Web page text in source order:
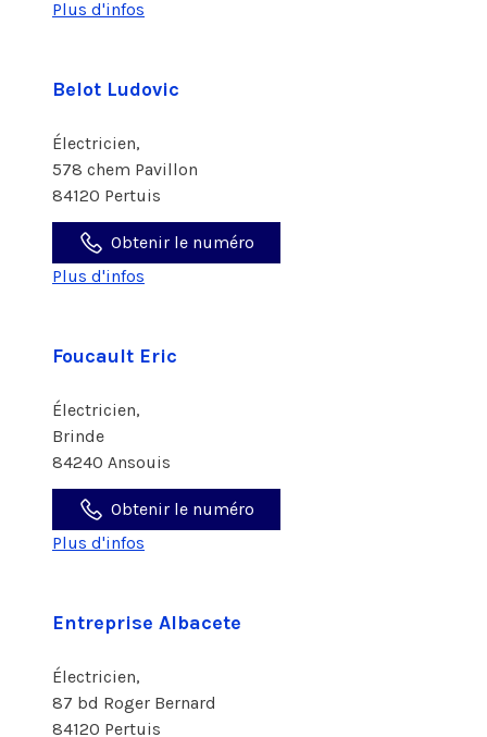
Plus d'infos
Belot Ludovic
Électricien,
578 chem Pavillon
84120 Pertuis
Obtenir le numéro
Plus d'infos
Foucault Eric
Électricien,
Brinde
84240 Ansouis
Obtenir le numéro
Plus d'infos
Entreprise Albacete
Électricien,
87 bd Roger Bernard
84120 Pertuis